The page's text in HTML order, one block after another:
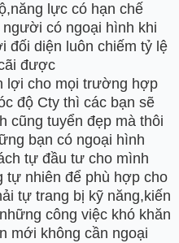
lực có hạn chế
có ngoại hình khi
đối diện luôn chiếm tỷ lệ
được
cho mọi trường hợp
độ Cty thì các bạn sẽ
cũng tuyển đẹp mà thôi
bạn có ngoại hình
tự đầu tư cho mình
tự nhiên để phù hợp cho
tự trang bị kỹ năng,kiến
công việc khó khăn
mới không cần ngoại